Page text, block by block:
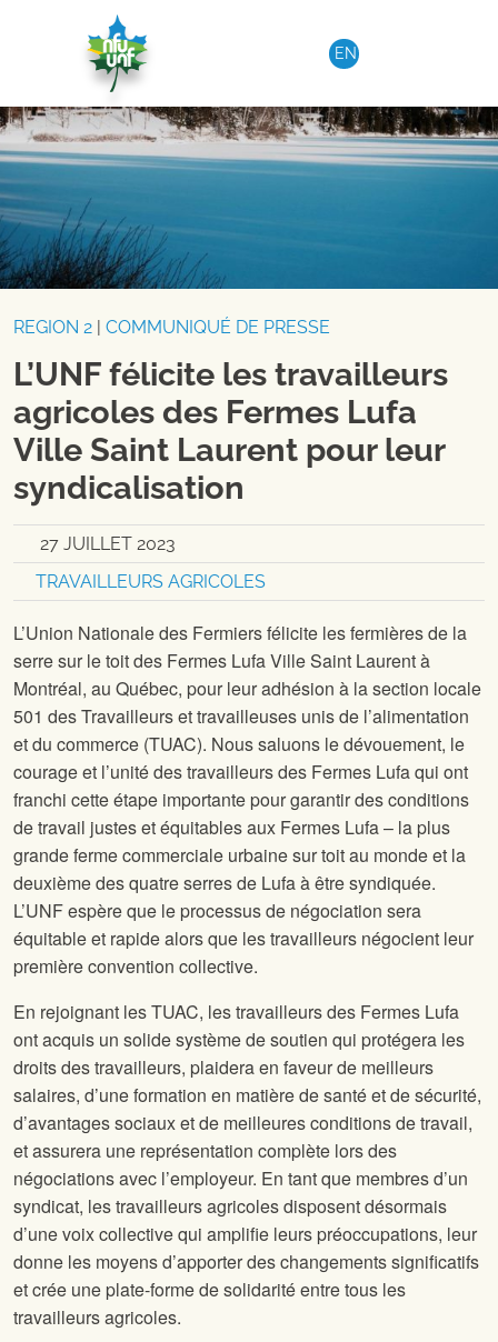
Aller au contenu
EN
REGION 2 COMMUNIQUÉ DE PRESSE
L’UNF félicite les travailleurs
agricoles des Fermes Lufa
Ville Saint Laurent pour leur
syndicalisation
27 JUILLET 2023
TRAVAILLEURS AGRICOLES
L’Union Nationale des Fermiers félicite les fermières de la
serre sur le toit des Fermes Lufa Ville Saint Laurent à
Montréal, au Québec, pour leur adhésion à la section locale
501 des Travailleurs et travailleuses unis de l’alimentation
et du commerce (TUAC). Nous saluons le dévouement, le
courage et l’unité des travailleurs des Fermes Lufa qui ont
franchi cette étape importante pour garantir des conditions
de travail justes et équitables aux Fermes Lufa – la plus
grande ferme commerciale urbaine sur toit au monde et la
deuxième des quatre serres de Lufa à être syndiquée.
L’UNF espère que le processus de négociation sera
équitable et rapide alors que les travailleurs négocient leur
première convention collective.
En rejoignant les TUAC, les travailleurs des Fermes Lufa
ont acquis un solide système de soutien qui protégera les
droits des travailleurs, plaidera en faveur de meilleurs
salaires, d’une formation en matière de santé et de sécurité,
d’avantages sociaux et de meilleures conditions de travail,
et assurera une représentation complète lors des
négociations avec l’employeur. En tant que membres d’un
syndicat, les travailleurs agricoles disposent désormais
d’une voix collective qui amplifie leurs préoccupations, leur
donne les moyens d’apporter des changements significatifs
et crée une plate-forme de solidarité entre tous les
travailleurs agricoles.